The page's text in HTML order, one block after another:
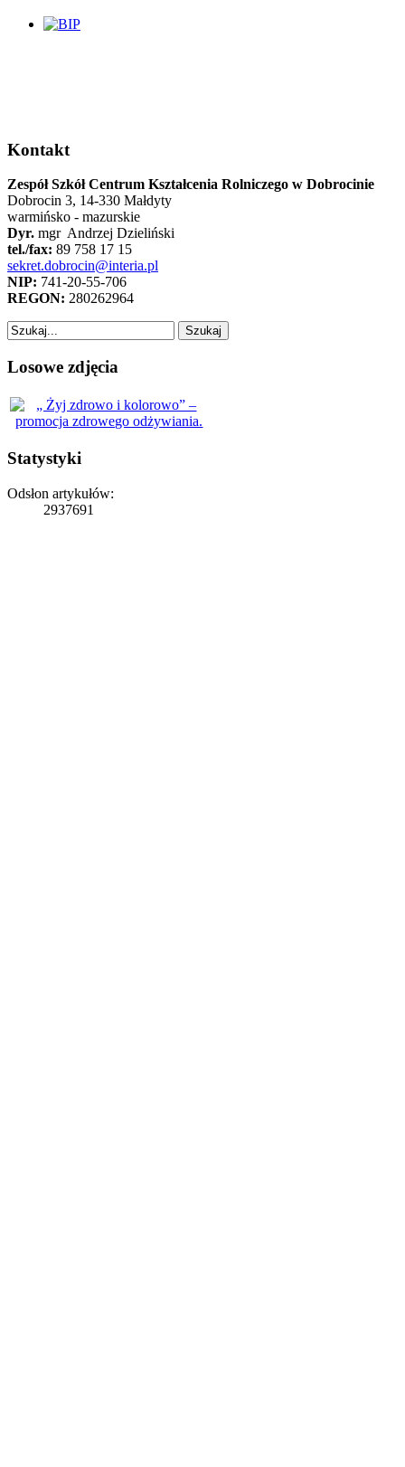
Kontakt
Zespół Szkół Centrum Kształcenia Rolniczego w Dobrocinie
Dobrocin 3, 14-330 Małdyty
warmińsko - mazurskie
Dyr. mgr Andrzej Dzieliński
tel./fax: 89 758 17 15
sekret.dobrocin@interia.pl
NIP: 741-20-55-706
REGON: 280262964
Losowe zdjęcia
Statystyki
Odsłon artykułów:
2937691